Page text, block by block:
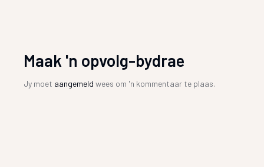
Maak 'n opvolg-bydrae
Jy moet aangemeld wees om 'n kommentaar te plaas.